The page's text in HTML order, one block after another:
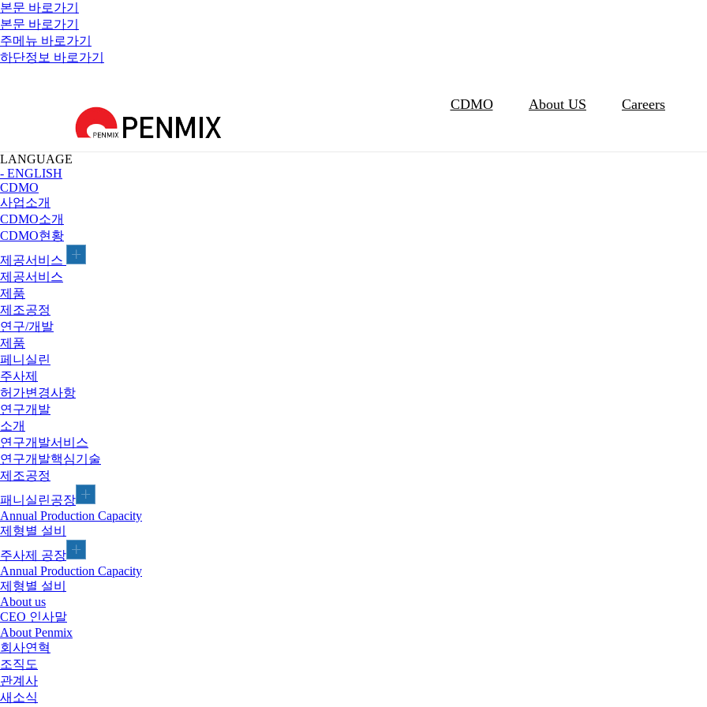
본문 바로가기
본문 바로가기
주메뉴 바로가기
하단정보 바로가기
CDMO About US Careers
LANGUAGE
- ENGLISH
CDMO
사업소개
CDMO소개
CDMO현황
제공서비스
제공서비스
제품
제조공정
연구/개발
제품
페니실린
주사제
허가변경사항
연구개발
소개
연구개발서비스
연구개발핵심기술
제조공정
패니실린공장
Annual Production Capacity
제형별 설비
주사제 공장
Annual Production Capacity
제형별 설비
About us
CEO 인사말
About Penmix
회사연혁
조직도
관계사
새소식